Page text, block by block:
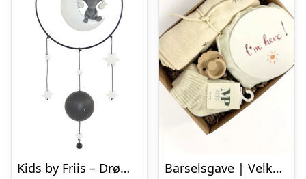
Kids by Friis – Drømmefanger uro, vædderen
Barselsgave | Velkommen til Verden